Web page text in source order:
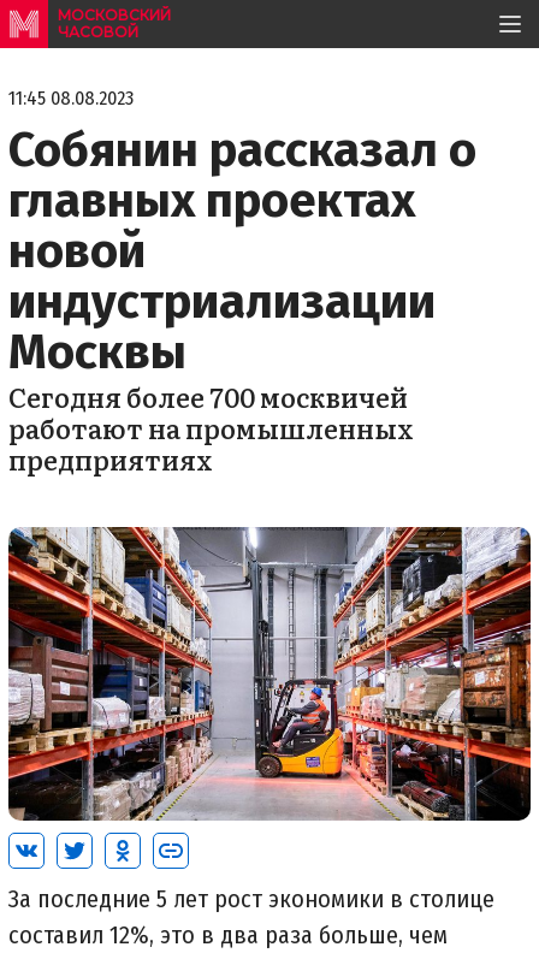
МОСКОВСКИЙ
ЧАСОВОЙ
11:45 08.08.2023
Собянин рассказал о
главных проектах
новой
индустриализации
Москвы
Сегодня более 700 москвичей
работают на промышленных
предприятиях
За последние 5 лет рост экономики в столице
составил 12%, это в два раза больше, чем